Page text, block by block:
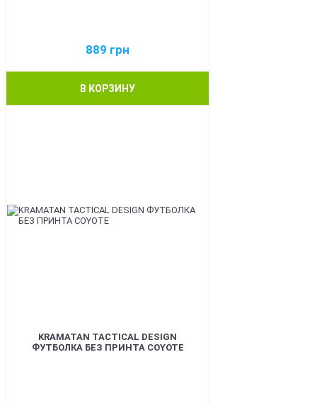
889 грн
В КОРЗИНУ
KRAMATAN TACTICAL DESIGN
ФУТБОЛКА БЕЗ ПРИНТА COYOTE